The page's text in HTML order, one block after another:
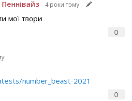
4 роки тому
0
мої твори
0
number_beast-2021